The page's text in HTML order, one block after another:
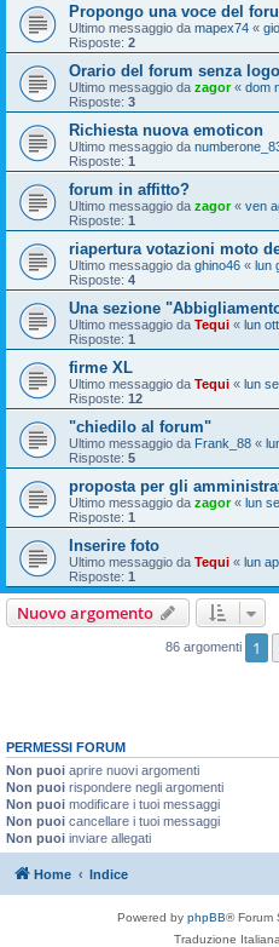
Propongo una voce del
Ultimo messaggio da mapex74 «
Risposte: 2
Orario del forum senza
Ultimo messaggio da zagor« dom
Risposte: 3
Richiesta nuova emoticon
Ultimo messaggio da
Risposte: 1
forum in affitto?
Ultimo messaggio da zagor« ven
Risposte: 1
riapertura votazioni moto
Ultimo messaggio da ghino46 « lun
Risposte: 4
Una sezione
Ultimo messaggio da Tequi « lun
Risposte: 1
firme XL
Ultimo messaggio da Tequi « lun
Risposte: 12
"chiedilo al forum"
Ultimo messaggio da Frank_88 «
Risposte: 5
proposta per gli
Ultimo messaggio da zagor« lun
Risposte: 1
Inserire foto
Ultimo messaggio da Tequi « lun
Risposte: 1
Nuovo argomento
86 argomenti 1
PERMESSI FORUM
Non puoi aprire nuovi argomenti
Non puoi rispondere negli argomenti
Non puoi modificare i tuoi messaggi
Non puoi cancellare i tuoi messaggi
Non puoi inviare allegati
Home Indice
Powered by phpBB® Forum
Traduzione